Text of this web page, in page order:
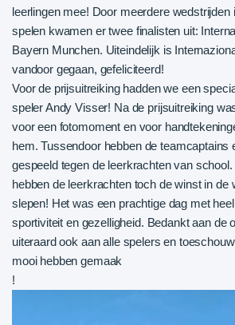
leerlingen mee! Door meerdere wedstrijden
spelen kwamen er twee finalisten uit:
Bayern Munchen. Uiteindelijk is
vandoor gegaan, gefeliciteerd!
Voor de prijsuitreiking hadden we een
speler Andy Visser! Na de prijsuitreiking
voor een fotomoment en voor
hem. Tussendoor hebben de teamcaptains
gespeeld tegen de leerkrachten van
hebben de leerkrachten toch de winst in de
slepen! Het was een prachtige dag met
sportiviteit en gezelligheid. Bedankt aan de
uiteraard ook aan alle spelers en
mooi hebben gemaak
!